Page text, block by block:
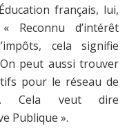
français, lui,
d’intérêt
cela signifie
peut aussi trouver
pour le réseau de
Cela veut dire
Publique ».